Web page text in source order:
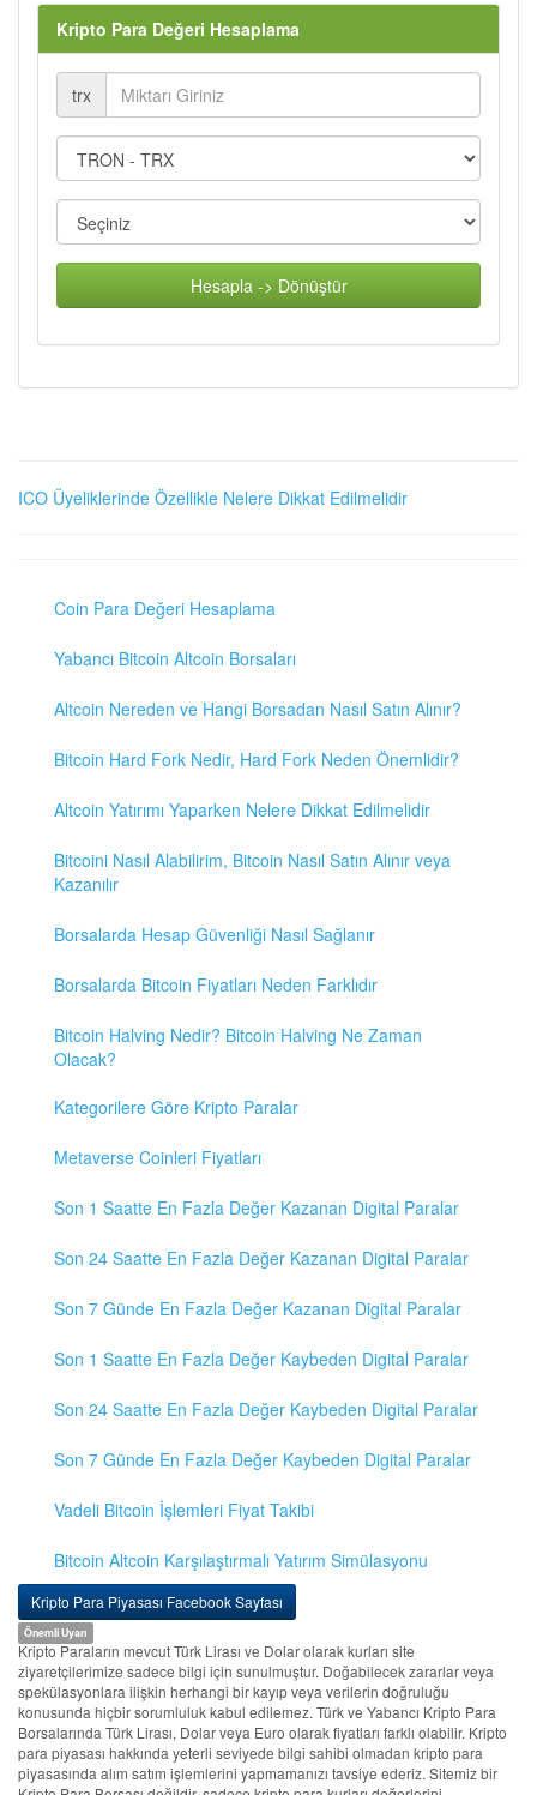
Kripto Para Değeri Hesaplama
trx
Hesapla -> Dönüştür
ICO Üyeliklerinde Özellikle Nelere Dikkat Edilmelidir
Coin Para Değeri Hesaplama
Yabancı Bitcoin Altcoin Borsaları
Altcoin Nereden ve Hangi Borsadan Nasıl Satın Alınır?
Bitcoin Hard Fork Nedir, Hard Fork Neden Önemlidir?
Altcoin Yatırımı Yaparken Nelere Dikkat Edilmelidir
Bitcoini Nasıl Alabilirim, Bitcoin Nasıl Satın Alınır veya
Kazanılır
Borsalarda Hesap Güvenliği Nasıl Sağlanır
Borsalarda Bitcoin Fiyatları Neden Farklıdır
Bitcoin Halving Nedir? Bitcoin Halving Ne Zaman
Olacak?
Kategorilere Göre Kripto Paralar
Metaverse Coinleri Fiyatları
Son 1 Saatte En Fazla Değer Kazanan Digital Paralar
Son 24 Saatte En Fazla Değer Kazanan Digital Paralar
Son 7 Günde En Fazla Değer Kazanan Digital Paralar
Son 1 Saatte En Fazla Değer Kaybeden Digital Paralar
Son 24 Saatte En Fazla Değer Kaybeden Digital Paralar
Son 7 Günde En Fazla Değer Kaybeden Digital Paralar
Vadeli Bitcoin İşlemleri Fiyat Takibi
Bitcoin Altcoin Karşılaştırmalı Yatırım Simülasyonu
Kripto Para Piyasası Facebook Sayfası
Önemli Uyarı
Kripto Paraların mevcut Türk Lirası ve Dolar olarak kurları site
ziyaretçilerimize sadece bilgi için sunulmuştur. Doğabilecek zararlar veya
spekülasyonlara ilişkin herhangi bir kayıp veya verilerin doğruluğu
konusunda hiçbir sorumluluk kabul edilemez. Türk ve Yabancı Kripto Para
Borsalarında Türk Lirası, Dolar veya Euro olarak fiyatları farklı olabilir. Kripto
para piyasası hakkında yeterli seviyede bilgi sahibi olmadan kripto para
piyasasında alım satım işlemlerini yapmamanızı tavsiye ederiz. Sitemiz bir